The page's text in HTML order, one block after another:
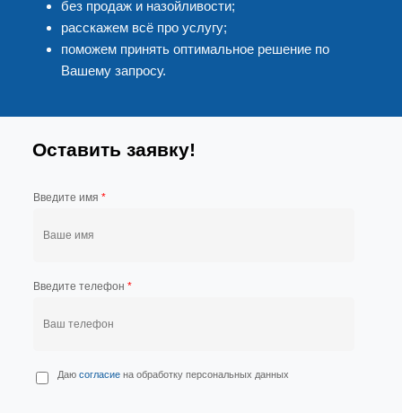
без продаж и назойливости;
расскажем всё про услугу;
поможем принять оптимальное решение по
Вашему запросу.
Оставить заявку!
Введите имя *
Введите телефон *
П
е
Даю согласиена обработку персональных данных